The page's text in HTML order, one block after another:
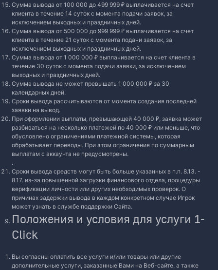
Сумма вывода от 100 000 до 499 999 ₽ выплачивается на счет
клиента в течение 14 суток с момента подачи заявок, за
исключением выходных и праздничных дней.
Сумма вывода от 500 000 до 999 999 ₽ выплачивается на счет
клиента в течение 21 суток с момента подачи заявок, за
исключением выходных и праздничных дней.
Сумма вывода от 1 000 000 ₽ выплачивается на счет клиента в
течение 30 суток с момента подачи заявки, за исключением
выходных и праздничных дней.
Сумма вывода не может превышать 1 000 000 ₽ за 30
календарных дней.
Сроки вывода рассчитываются от момента создания последней
заявки на вывод.
При оформлении выплаты, превышающей 40 000 ₽, заявка может
разбиваться на несколько платежей по 40 000 ₽ или меньше, что
обусловлено ограничениями платежной системы, которая
обрабатывает переводы. При этом ограничения по суммарным
выплатам с аккаунта не предусмотрены.
.
Сроки вывода средств могут быть больше указанных в п.п. 8.13. -
8.17. из-за повышенной загрузки финансового отдела, процедуры
верификации личности или других необходимых проверок. О
причинах задержки вывода в каждом конкретном случае Игрок
может узнать в службе поддержки Сайта.
Положения и условия для услуги 1-
Click
Вы согласны оплатить все услуги и/или товары или другие
дополнительные услуги, заказанные Вами на Веб-сайте, а также